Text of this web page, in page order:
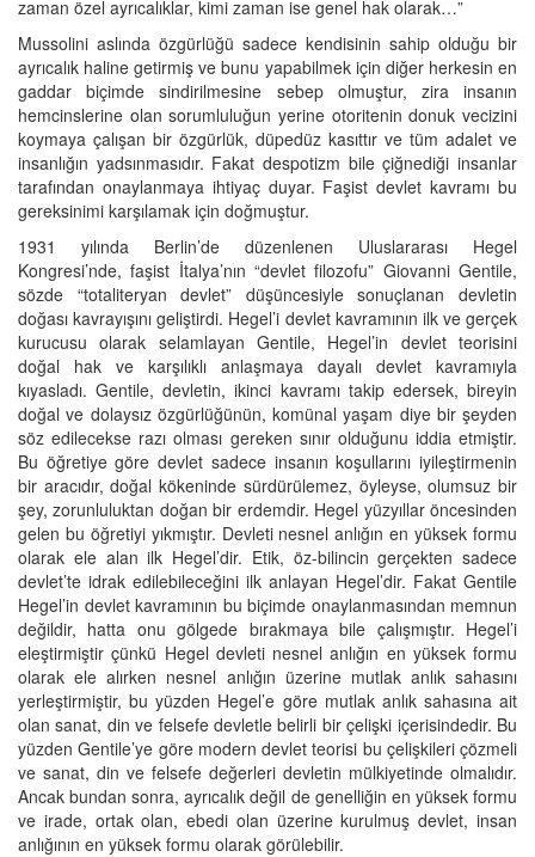
zaman özel ayrıcalıklar, kimi zaman ise genel hak olarak…”
Mussolini aslında özgürlüğü sadece kendisinin sahip olduğu bir
ayrıcalık haline getirmiş ve bunu yapabilmek için diğer herkesin en
gaddar biçimde sindirilmesine sebep olmuştur, zira insanın
hemcinslerine olan sorumluluğun yerine otoritenin donuk vecizini
koymaya çalışan bir özgürlük, düpedüz kasıttır ve tüm adalet ve
insanlığın yadsınmasıdır. Fakat despotizm bile çiğnediği insanlar
tarafından onaylanmaya ihtiyaç duyar. Faşist devlet kavramı bu
gereksinimi karşılamak için doğmuştur.
1931 yılında Berlin’de düzenlenen Uluslararası Hegel
Kongresi’nde, faşist İtalya’nın “devlet filozofu” Giovanni Gentile,
sözde “totaliteryan devlet” düşüncesiyle sonuçlanan devletin
doğası kavrayışını geliştirdi. Hegel’i devlet kavramının ilk ve gerçek
kurucusu olarak selamlayan Gentile, Hegel’in devlet teorisini
doğal hak ve karşılıklı anlaşmaya dayalı devlet kavramıyla
kıyasladı. Gentile, devletin, ikinci kavramı takip edersek, bireyin
doğal ve dolaysız özgürlüğünün, komünal yaşam diye bir şeyden
söz edilecekse razı olması gereken sınır olduğunu iddia etmiştir.
Bu öğretiye göre devlet sadece insanın koşullarını iyileştirmenin
bir aracıdır, doğal kökeninde sürdürülemez, öyleyse, olumsuz bir
şey, zorunluluktan doğan bir erdemdir. Hegel yüzyıllar öncesinden
gelen bu öğretiyi yıkmıştır. Devleti nesnel anlığın en yüksek formu
olarak ele alan ilk Hegel’dir. Etik, öz-bilincin gerçekten sadece
devlet’te idrak edilebileceğini ilk anlayan Hegel’dir. Fakat Gentile
Hegel’in devlet kavramının bu biçimde onaylanmasından memnun
değildir, hatta onu gölgede bırakmaya bile çalışmıştır. Hegel’i
eleştirmiştir çünkü Hegel devleti nesnel anlığın en yüksek formu
olarak ele alırken nesnel anlığın üzerine mutlak anlık sahasını
yerleştirmiştir, bu yüzden Hegel’e göre mutlak anlık sahasına ait
olan sanat, din ve felsefe devletle belirli bir çelişki içerisindedir. Bu
yüzden Gentile’ye göre modern devlet teorisi bu çelişkileri çözmeli
ve sanat, din ve felsefe değerleri devletin mülkiyetinde olmalıdır.
Ancak bundan sonra, ayrıcalık değil de genelliğin en yüksek formu
ve irade, ortak olan, ebedi olan üzerine kurulmuş devlet, insan
anlığının en yüksek formu olarak görülebilir.